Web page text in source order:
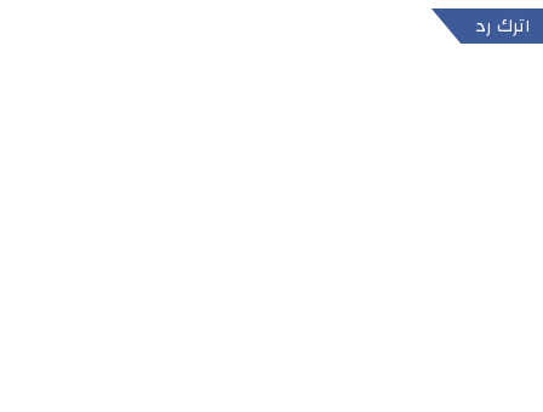
اترك رد